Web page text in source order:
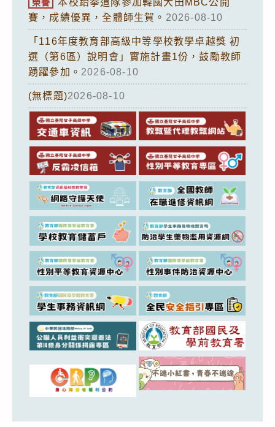
榮譽
賽，成績優異，全體師生賀。 2026-08-10
「116年度教育部高級中等學校教學卓越獎 初
選（第6區）說明會」實施計畫1份，鼓勵教師
踴躍參加。 2026-08-10
(無標題)2026-08-10